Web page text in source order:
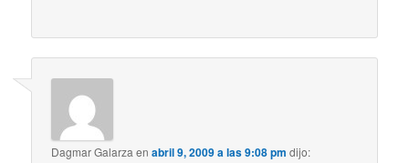
Dagmar Galarza enabril 9, 2009 a las 9:08 pm dijo: